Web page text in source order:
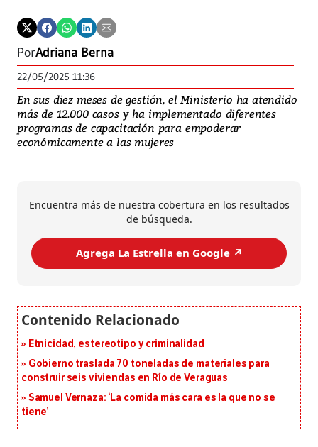
PorAdriana Berna
22/05/2025 11:36
En sus diez meses de gestión, el Ministerio ha atendido
más de 12.000 casos y ha implementado diferentes
programas de capacitación para empoderar
económicamente a las mujeres
Encuentra más de nuestra cobertura en los resultados
de búsqueda.
Agrega La Estrella en Google ↗️
Etnicidad, estereotipo y criminalidad
Gobierno traslada 70 toneladas de materiales para
construir seis viviendas en Río de Veraguas
Samuel Vernaza: ‘La comida más cara es la que no se
tiene’